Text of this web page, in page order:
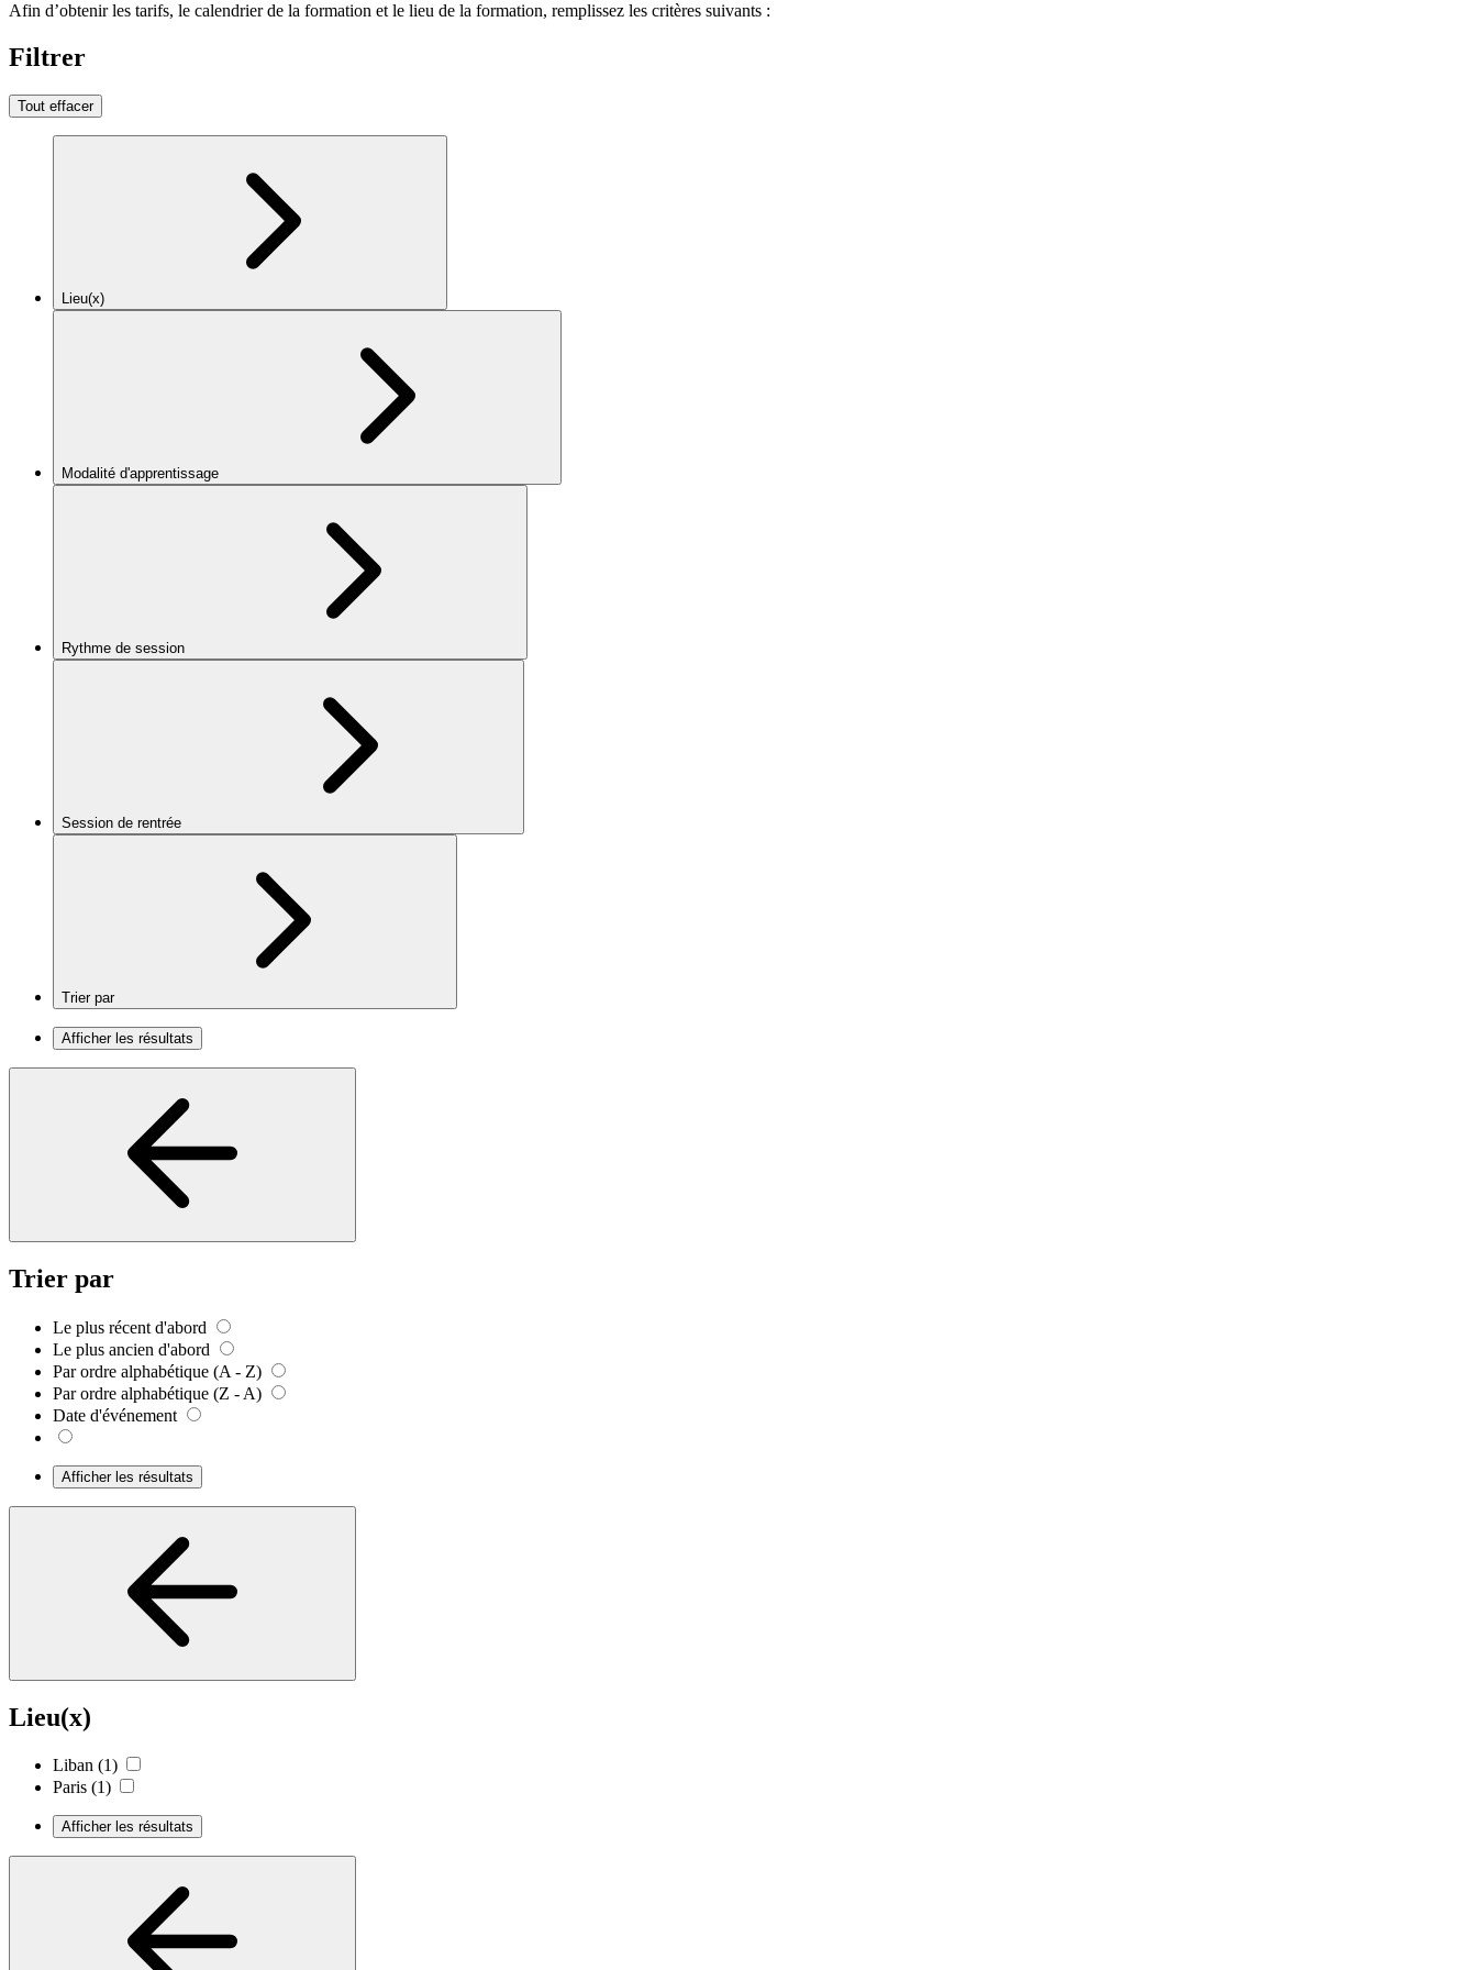
Afin d’obtenir les tarifs, le calendrier de la formation et le lieu de la formation, remplissez les critères suivants :
Filtrer
Tout effacer
Lieu(x)
Modalité d'apprentissage
Rythme de session
Session de rentrée
Trier par
Afficher les résultats
Trier par
Le plus récent d'abord
Le plus ancien d'abord
Par ordre alphabétique (A - Z)
Par ordre alphabétique (Z - A)
Date d'événement
Afficher les résultats
Lieu(x)
Liban (1)
Paris (1)
Afficher les résultats